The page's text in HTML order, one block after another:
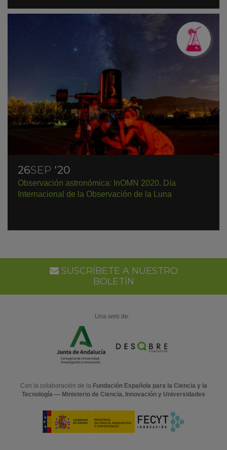
26SEP '20
Observación astronómica: InOMN 2020. Día
Internacional de la Observación de la Luna
SUSCRÍBETE A NUESTRO
BOLETÍN
Una web de:
Con la colaboración de la Fundación Española para la Ciencia y la
Tecnología — Ministerio de Ciencia, Innovación y Universidades